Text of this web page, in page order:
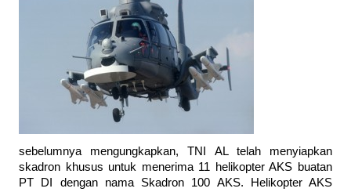
sebelumnya mengungkapkan, TNI AL telah menyiapkan
skadron khusus untuk menerima 11 helikopter AKS buatan
PT DI dengan nama Skadron 100 AKS. Helikopter AKS